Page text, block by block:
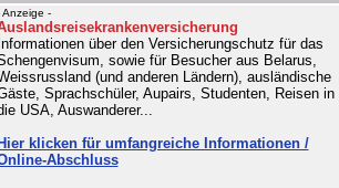
Anzeige -
Informationen über den Versicherungschutz für das
sowie für Besucher aus Belarus,
(und anderen Ländern), ausländische
Sprachschüler, Aupairs, Studenten, Reisen in
USA, Auswanderer...
Hier klicken für umfangreiche Informationen /
Abschluss